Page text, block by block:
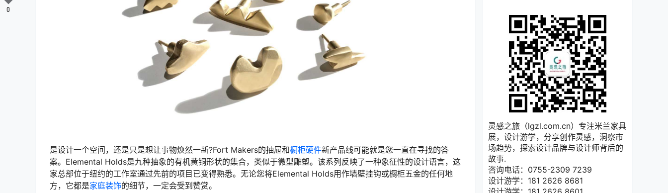
是设计一个空间，还是只是想让事物焕然一新?Fort Makers的抽屉和橱柜硬件新产品线可能就是您一直在寻找的答
案。Elemental Holds是九种抽象的有机黄铜形状的集合，类似于微型雕塑。该系列反映了一种象征性的设计语言，这
家总部位于纽约的工作室通过先前的项目已变得熟悉。无论您将Elemental Holds用作墙壁挂钩或橱柜五金的任何地
方，它都是家庭装饰的细节，一定会受到赞赏。
0
灵感之旅（lgzl.com.cn）专注米兰家具
展，设计游学，分享创作灵感，洞察市
场趋势，探索设计品牌与设计师背后的
故事.
咨询电话：0755-2309 7239
设计游学：181 2626 8681